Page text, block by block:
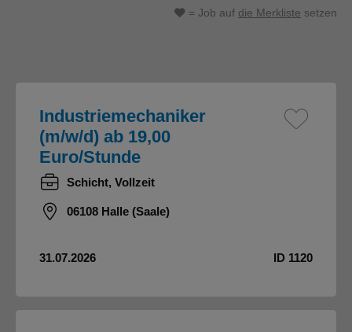
= Job auf die Merkliste setzen
Industriemechaniker
(m/w/d) ab 19,00
Euro/Stunde
Schicht, Vollzeit
06108 Halle (Saale)
31.07.2026 ID 1120